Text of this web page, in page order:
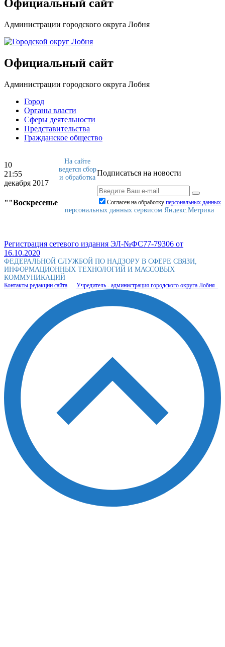
Официальный сайт
Администрации городского округа Лобня
Официальный сайт
Администрации городского округа Лобня
Город
Органы власти
Сферы деятельности
Представительства
Гражданское общество
10
21:55
декабря 2017
""Воскресенье
Подписаться на новости
Согласен на обработку персональныx данных
На сайте
ведется сбор
и обработка
персональных данных сервисом Яндекс.Метрика
Регистрация сетевого издания ЭЛ-№ФС77-79306 от
16.10.2020
ФЕДЕРАЛЬНОЙ СЛУЖБОЙ ПО НАДЗОРУ В СФЕРЕ СВЯЗИ,
ИНФОРМАЦИОННЫХ ТЕХНОЛОГИЙ И МАССОВЫХ
КОММУНИКАЦИЙ
Контакты редакции сайта Учредитель - администрация городского округа Лобня